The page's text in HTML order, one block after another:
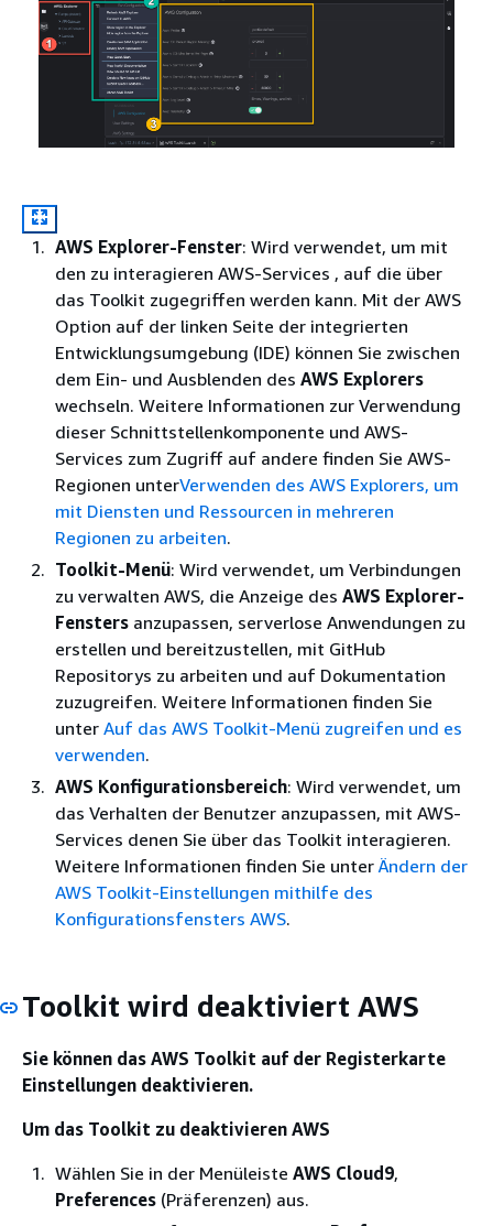
AWS Explorer-Fenster: Wird verwendet, um mit
den zu interagieren AWS-Services , auf die über
das Toolkit zugegriffen werden kann. Mit der AWS
Option auf der linken Seite der integrierten
Entwicklungsumgebung (IDE) können Sie zwischen
dem Ein- und Ausblenden des AWS Explorers
wechseln. Weitere Informationen zur Verwendung
dieser Schnittstellenkomponente und AWS-
Services zum Zugriff auf andere finden Sie AWS-
Regionen unterVerwenden des AWS Explorers, um
mit Diensten und Ressourcen in mehreren
Regionen zu arbeiten.
Toolkit-Menü: Wird verwendet, um Verbindungen
zu verwalten AWS, die Anzeige des AWS Explorer-
Fensters anzupassen, serverlose Anwendungen zu
erstellen und bereitzustellen, mit GitHub
Repositorys zu arbeiten und auf Dokumentation
zuzugreifen. Weitere Informationen finden Sie
unter Auf das AWS Toolkit-Menü zugreifen und es
verwenden.
AWS Konfigurationsbereich: Wird verwendet, um
das Verhalten der Benutzer anzupassen, mit AWS-
Services denen Sie über das Toolkit interagieren.
Weitere Informationen finden Sie unterÄndern der
AWS Toolkit-Einstellungen mithilfe des
Konfigurationsfensters AWS.
Toolkit wird deaktiviert AWS
Sie können das AWS Toolkit auf der Registerkarte
Einstellungen deaktivieren.
Um das Toolkit zu deaktivieren AWS
Wählen Sie in der Menüleiste AWS Cloud9,
Preferences (Präferenzen) aus.